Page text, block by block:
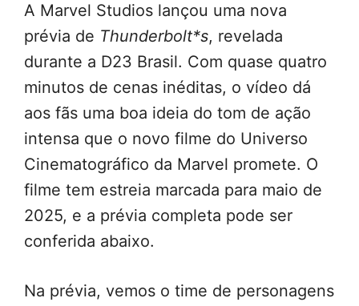
A Marvel Studios lançou uma nova
prévia de Thunderbolt*s, revelada
durante a D23 Brasil. Com quase quatro
minutos de cenas inéditas, o vídeo dá
aos fãs uma boa ideia do tom de ação
intensa que o novo filme do Universo
Cinematográfico da Marvel promete. O
filme tem estreia marcada para maio de
2025, e a prévia completa pode ser
conferida abaixo.
Na prévia, vemos o time de personagens